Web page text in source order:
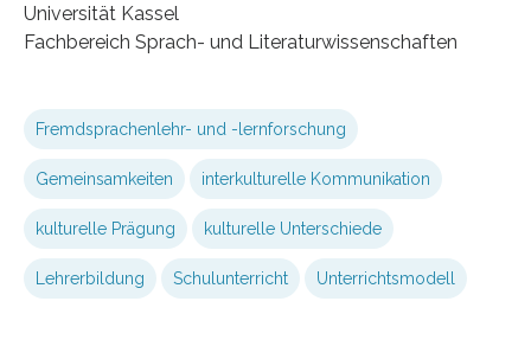
Universität Kassel
Fachbereich Sprach- und Literaturwissenschaften
Fremdsprachenlehr- und -lernforschung
Gemeinsamkeiten interkulturelle Kommunikation
kulturelle Prägung kulturelle Unterschiede
Lehrerbildung Schulunterricht Unterrichtsmodell